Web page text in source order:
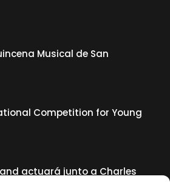
Musical de San
Competition for Young
actuará junto a Charles